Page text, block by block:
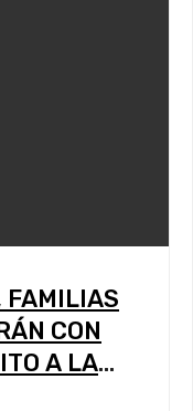
FAMILIAS
CON
A LA